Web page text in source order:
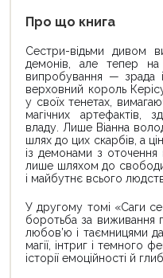
Про що книга
Сестри-відьми дивом
демонів, але тепер
випробування — зрада
верховний король
у своїх тенетах,
магічних артефактів,
владу. Лише Віанна
шлях до цих скарбів, а
із демонами з оточення
лише шляхом до
і майбутнє всього
У другому томі «Саги
боротьба за виживання
любов’ю і таємницями
магії, інтриг і темного
історії емоційності й